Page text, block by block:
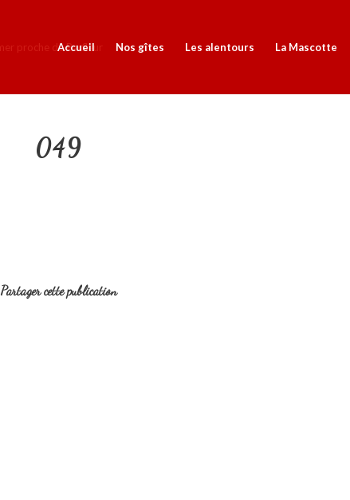
Accueil Nos gîtes Les alentours La Mascotte
049
Partager cette publication